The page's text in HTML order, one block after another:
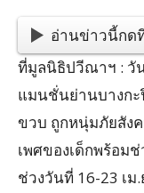
อ่านข่าวนี้กด
ที่มูลนิธิปวีณาฯ : วั
แมนชั่นย่านบางกะ
ขวบ ถูกหนุ่มภัยสัง
เพศของเด็กพร้อมช่
ช่วงวันที่ 16-23 เ